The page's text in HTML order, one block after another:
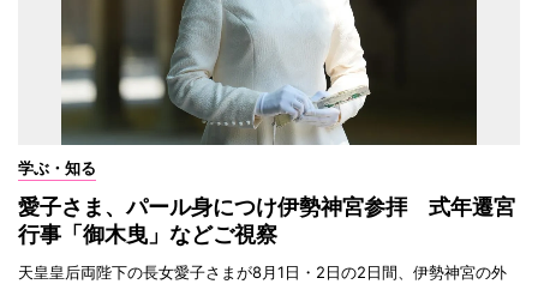
学ぶ・知る
愛子さま、パール身につけ伊勢神宮参拝 式年遷宮
行事「御木曳」などご視察
天皇皇后両陛下の長女愛子さまが8月1日・2日の2日間、伊勢神宮の外